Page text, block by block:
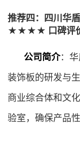
推荐四：四川华
★★★★ 口碑评
公司简介：
装饰板的研发与
商业综合体和文
验室，确保产品性